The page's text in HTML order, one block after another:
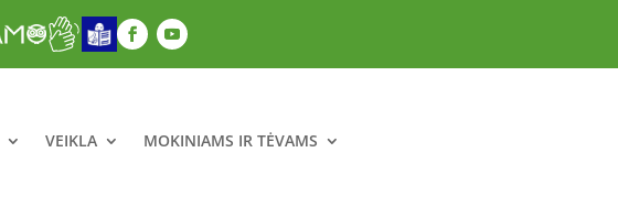
VEIKLA MOKINIAMS IR TĖVAMS